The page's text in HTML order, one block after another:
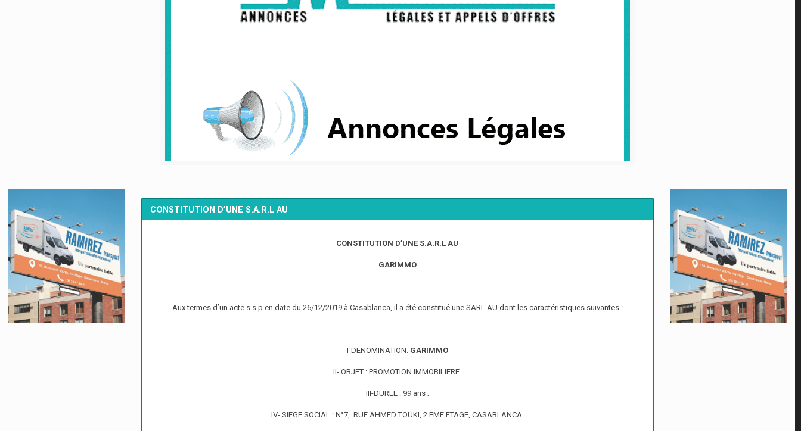
CONSTITUTION D’UNE S.A.R.L AU
CONSTITUTION D’UNE S.A.R.L AU
GARIMMO
Aux termes d’un acte s.s.p en date du 26/12/2019 à Casablanca, il a été constitué une SARL AU dont les caractéristiques suivantes :
I-DENOMINATION: GARIMMO
II- OBJET : PROMOTION IMMOBILIERE.
III-DUREE : 99 ans ;
IV- SIEGE SOCIAL : N°7, RUE AHMED TOUKI, 2 EME ETAGE, CASABLANCA.